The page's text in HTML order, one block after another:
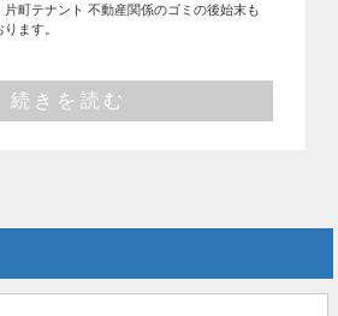
片町テナント 不動産関係のゴミの後始末も
ます。
続きを読む